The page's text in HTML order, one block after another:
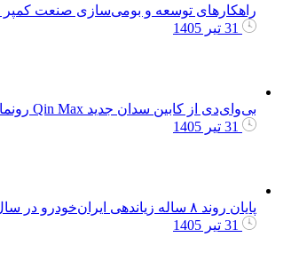
راهکارهای توسعه و بومی‌سازی صنعت کمپر
بی‌وای‌دی از کابین سدان جدید Qin Max رونمایی کرد؛ عرضه با دو نسخه برقی و پلاگین هیبرید
پایان روند ۸ ساله زیاندهی ایران‌خودرو در سال ۱۴۰۴